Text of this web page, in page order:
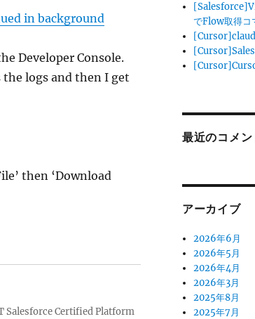
in background
Developer Console.
logs and then I get
then ‘Download
Salesforce Certified Platform
でFlow取得コ
最近のコメン
アーカイブ
2026年6月
2026年5月
2026年4月
2026年3月
2025年8月
2025年7月